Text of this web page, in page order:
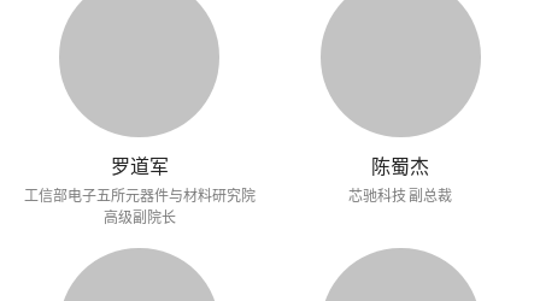
罗道军
工信部电子五所元器件与材料研究院
高级副院长
陈蜀杰
芯驰科技 副总裁